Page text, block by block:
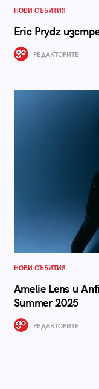
НОВИ СЪБИТИЯ
Eric Prydz
РЕДАКТОРИТЕ
НОВИ СЪБИТИЯ
Amelie Lens и
Summer 2025
РЕДАКТОРИТЕ